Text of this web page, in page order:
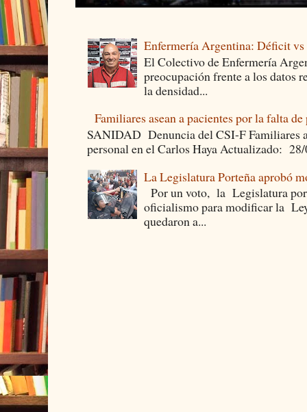
Enfermería Argentina: Déficit
El Colectivo de Enfermería
preocupación frente a los datos
la densidad...
Familiares asean a pacientes por la falta
SANIDAD Denuncia del CSI-F Familiares
personal en el Carlos Haya Actualizado:
La Legislatura Porteña aprobó
Por un voto, la Legislatura
oficialismo para modificar la
quedaron a...